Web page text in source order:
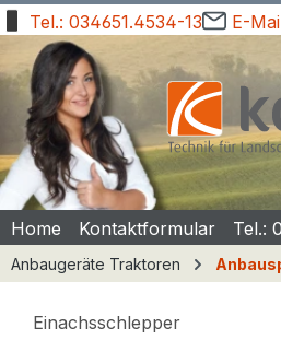
Zur Hauptnavigation
Tel.: 034651.4534-13 E-
Home Kontaktformular Tel.:
Anbaugeräte Traktoren
Einachsschlepper